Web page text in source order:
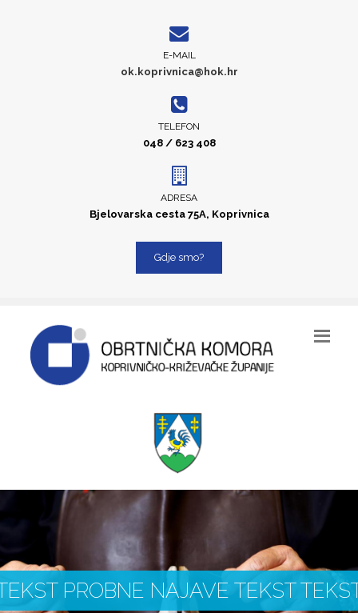
E-MAIL
ok.koprivnica@hok.hr
TELEFON
048 / 623 408
ADRESA
Bjelovarska cesta 75A, Koprivnica
Gdje smo?
PROBNE NAJAVE TEKST